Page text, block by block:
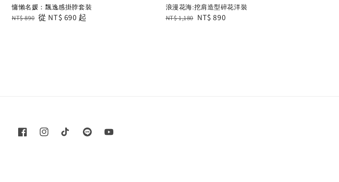
慵懶名媛：飄逸感掛脖套裝
Regular
NT$ 890 Sale
從 NT$ 690 起
浪漫花海:挖肩造型碎花洋裝
Regular
NT$ 1,180 Sale
NT$ 890